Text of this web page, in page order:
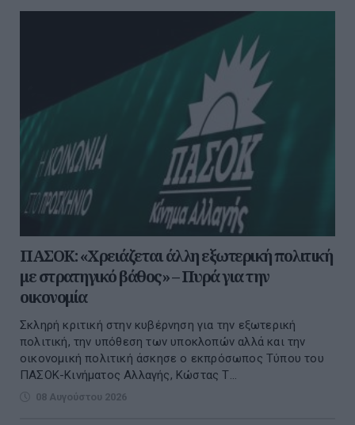
ΠΑΣΟΚ: «Χρειάζεται άλλη εξωτερική πολιτική
με στρατηγικό βάθος» – Πυρά για την
οικονομία
Σκληρή κριτική στην κυβέρνηση για την εξωτερική
πολιτική, την υπόθεση των υποκλοπών αλλά και την
οικονομική πολιτική άσκησε ο εκπρόσωπος Τύπου του
ΠΑΣΟΚ-Κινήματος Αλλαγής, Κώστας Τ...
08 Αυγούστου 2026